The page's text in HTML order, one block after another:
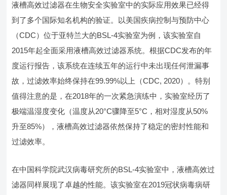
液槽高效过滤器在生物安全实验室中的实际应用效果已经得
到了多个国际知名机构的验证。以美国疾病控制与预防中心
（CDC）位于亚特兰大的BSL-4实验室为例，该实验室自
2015年起全面采用液槽高效过滤器系统。根据CDC发布的年
度运行报告，该系统在连续五年的运行中未出现任何泄漏事
故，过滤效率始终保持在99.99%以上（CDC, 2020）。特别
值得注意的是，在2018年的一次紧急演练中，实验室经历了
极端温湿度变化（温度从20°C骤降至5°C，相对湿度从50%
升至85%），液槽高效过滤器依然保持了稳定的密封性能和
过滤效率。
在中国科学院武汉病毒研究所的BSL-4实验室中，液槽高效过
滤器同样展现了卓越的性能。该实验室在2019冠状病毒病研